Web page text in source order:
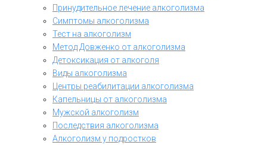
Принудительное лечение алкоголизма
Симптомы алкоголизма
Тест на алкоголизм
Метод Довженко от алкоголизма
Детоксикация от алкоголя
Виды алкоголизма
Центры реабилитации алкоголизма
Капельницы от алкоголизма
Мужской алкоголизм
Последствия алкоголизма
Алкоголизм у подростков